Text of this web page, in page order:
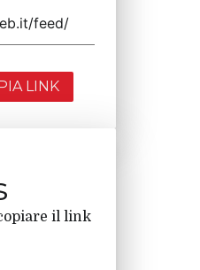
LINK
il link